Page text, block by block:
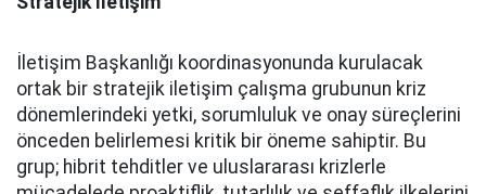
İletişim Başkanlığı koordinasyonunda kurulacak
ortak bir stratejik iletişim çalışma grubunun kriz
dönemlerindeki yetki, sorumluluk ve onay süreçlerini
önceden belirlemesi kritik bir öneme sahiptir. Bu
grup; hibrit tehditler ve uluslararası krizlerle